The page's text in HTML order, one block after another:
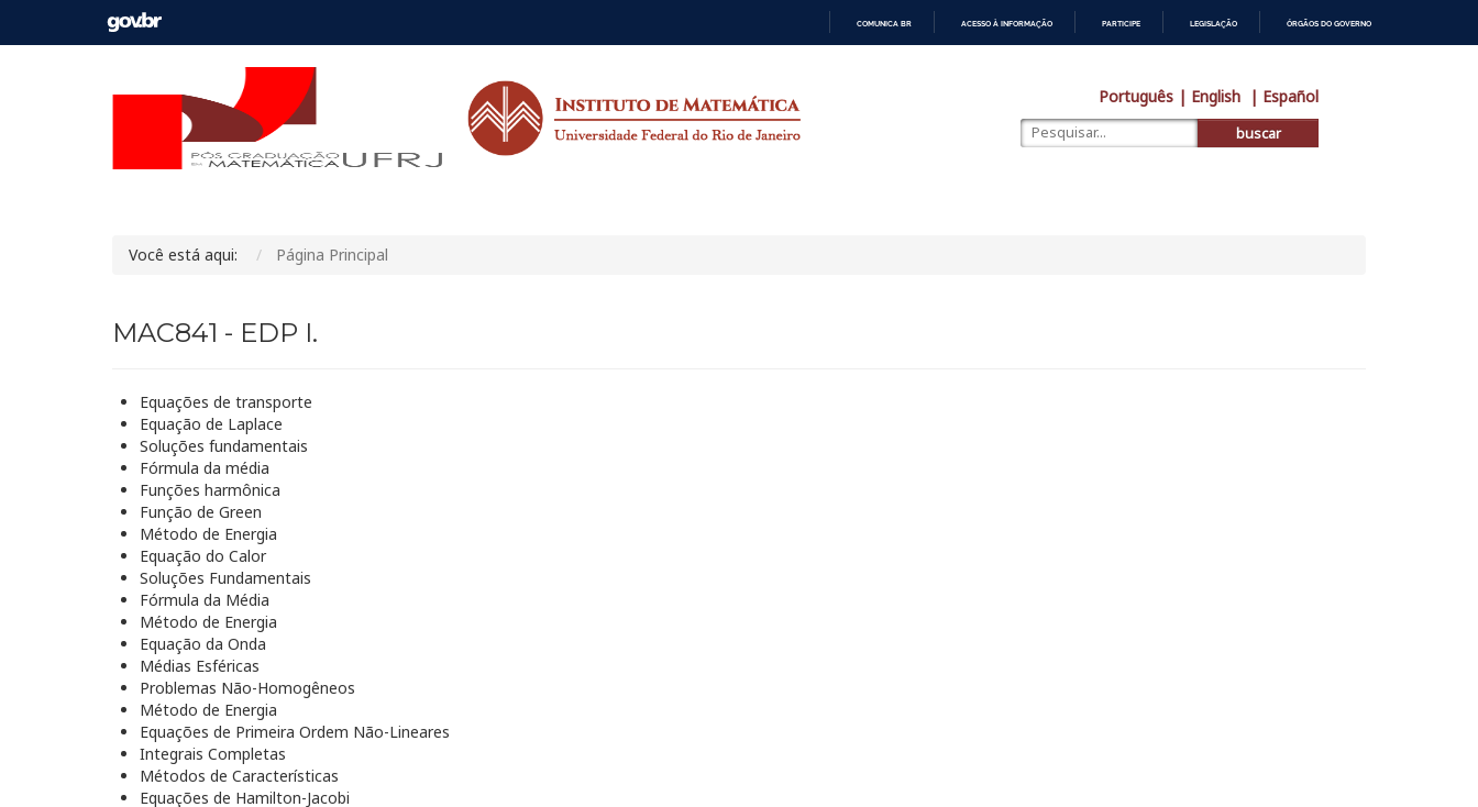
CONTEÚDO
COMUNICA BR ACESSO À INFORMAÇÃO PARTICIPE LEGISLAÇÃO ÓRGÃOS DO GOVERNO
Português | English | Español
buscar
Você está aqui: Página Principal
MAC841 - EDP I.
Equações de transporte
Equação de Laplace
Soluções fundamentais
Fórmula da média
Funções harmônica
Função de Green
Método de Energia
Equação do Calor
Soluções Fundamentais
Fórmula da Média
Método de Energia
Equação da Onda
Médias Esféricas
Problemas Não-Homogêneos
Método de Energia
Equações de Primeira Ordem Não-Lineares
Integrais Completas
Métodos de Características
Equações de Hamilton-Jacobi